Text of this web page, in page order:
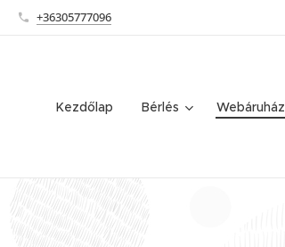
+36305777096
Kezdőlap Bérlés Webáruház